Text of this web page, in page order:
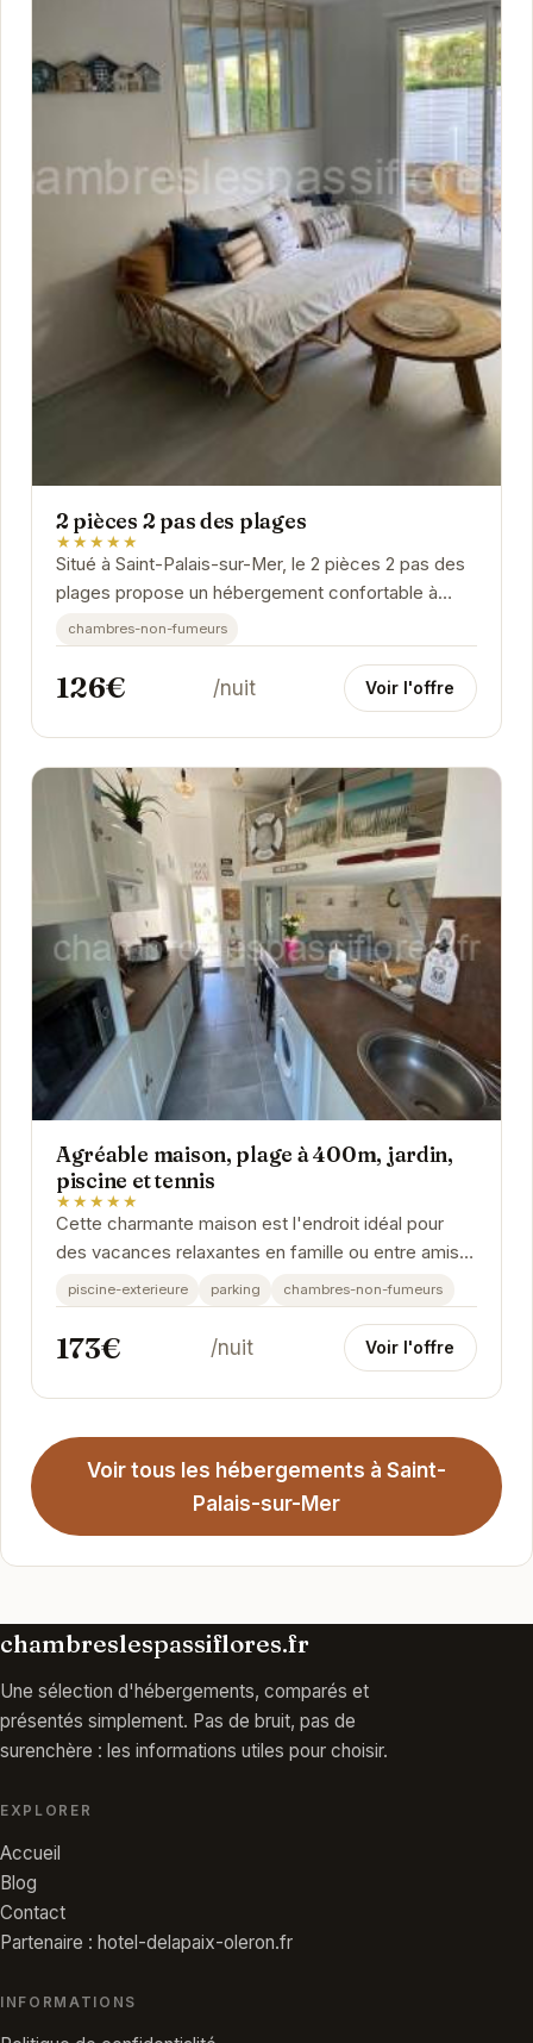
2 pièces 2 pas des plages
★★★★★
Situé à Saint-Palais-sur-Mer, le 2 pièces 2 pas des
plages propose un hébergement confortable à
proximité des plages.
chambres-non-fumeurs
126€ /nuit Voir l'offre
Agréable maison, plage à 400m, jardin,
piscine et tennis
★★★★★
Cette charmante maison est l'endroit idéal pour
des vacances relaxantes en famille ou entre amis.
Sa proximité avec la plage, sa piscine privée,...
piscine-exterieure parking chambres-non-fumeurs
173€ /nuit Voir l'offre
Voir tous les hébergements à Saint-
Palais-sur-Mer
chambreslespassiflores.fr
Une sélection d'hébergements, comparés et
présentés simplement. Pas de bruit, pas de
surenchère : les informations utiles pour choisir.
EXPLORER
Accueil
Blog
Contact
Partenaire : hotel-delapaix-oleron.fr
INFORMATIONS